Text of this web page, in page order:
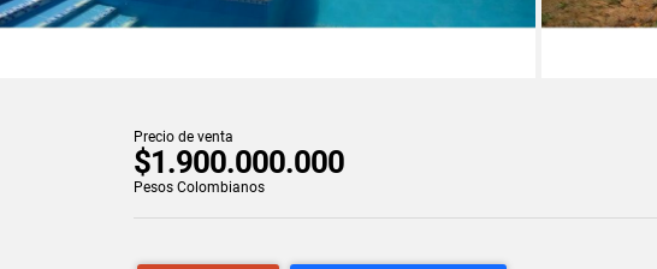
Precio de venta
$1.900.000.000
Pesos Colombianos